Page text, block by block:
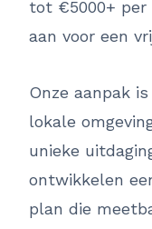
tot €5000+ per
aan voor een
Onze aanpak
lokale
unieke
ontwikkelen
plan die